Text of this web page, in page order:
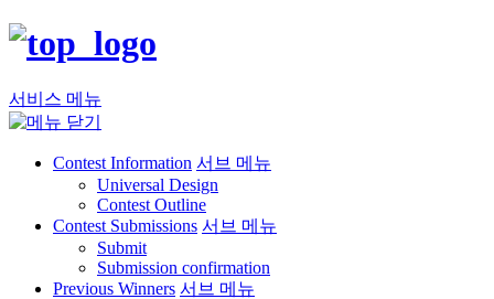
서비스 메뉴
Contest Information 서브 메뉴
Universal Design
Contest Outline
Contest Submissions 서브 메뉴
Submit
Submission confirmation
Previous Winners 서브 메뉴